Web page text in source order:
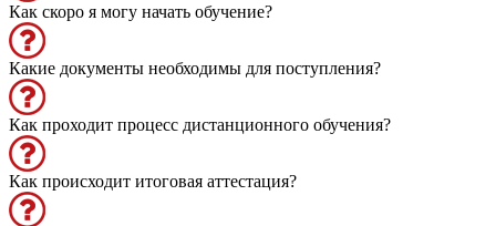
Как скоро я могу начать обучение?
Какие документы необходимы для поступления?
Как проходит процесс дистанционного обучения?
Как происходит итоговая аттестация?